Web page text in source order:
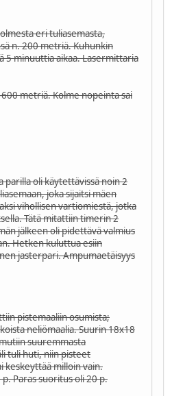
eri tuliasemasta,
n. 200 metriä. Kuhunkin
5 minuuttia aikaa. Lasermittaria
metriä. Kolme nopeinta sai
parilla oli käytettävissä noin 2
joka sijaitsi mäen
vihollisen vartiomiestä, jotka
Tätä mitattiin timerin 2
jälkeen oli pidettävä valmius
Hetken kuluttua esiin
jasterpari. Ampumaetäisyys
pistemaaliin osumista;
neliömaalia. Suurin 18x18
suuremmasta
tuli huti, niin pisteet
keskeyttää milloin vain.
Paras suoritus oli 20 p.